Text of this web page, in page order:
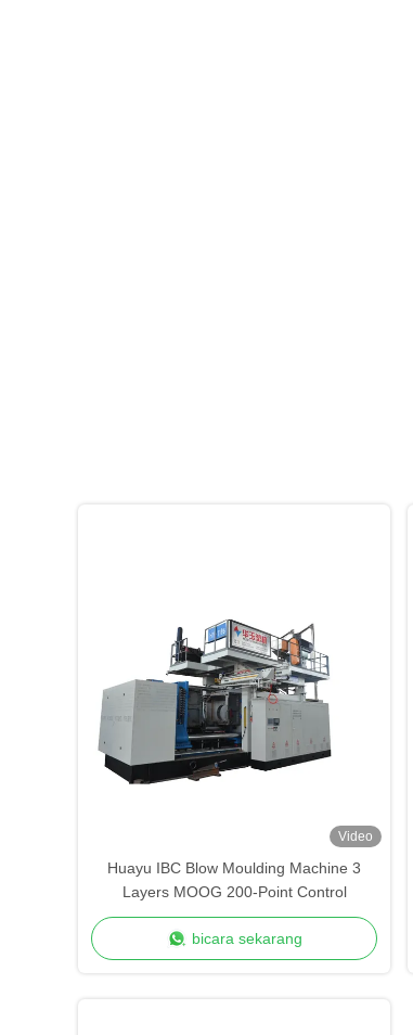
Video
Huayu IBC Blow Moulding Machine 3
Layers MOOG 200-Point Control
bicara sekarang